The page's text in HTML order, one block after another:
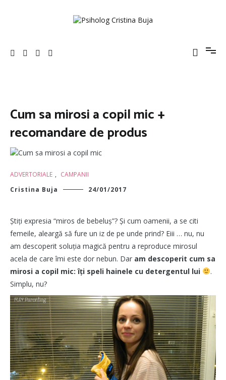
Cum sa mirosi a copil mic +
recomandare de produs
ADVERTORIALE , CAMPANII
Cristina Buja
24/01/2017
Știți expresia “miros de bebeluș”? Și cum oamenii, a se citi
femeile, aleargă să fure un iz de pe unde prind? Eiii … nu, nu
am descoperit soluția magică pentru a reproduce mirosul
acela de care îmi este dor nebun. Dar am descoperit cum sa
mirosi a copil mic: îți speli hainele cu detergentul lui
.
Simplu, nu?